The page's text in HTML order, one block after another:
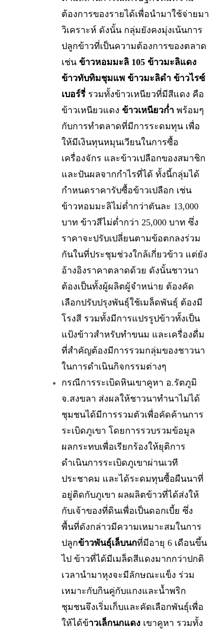
ต้องการของรายได้เพื่อนำมาใช้จ่ายมา
วิเคราะห์ ดังนั้น กลุ่มยังคงมุ่งเน้นการ
ปลูกข้าวที่เป็นความต้องการของตลาด
เช่น ข้าวหอมมะลิ 105 ข้าวมะลิแดง
ข้าวทับทิมชุมแพ ข้าวมะลิดำ ข้าวไรซ์
เบอร์รี่ รวมทั้งข้าวเหนียวที่มีสีแดง คือ
ข้าวเหนียวแดง ข้าวเหนียวก่ำ พร้อมๆ
กับการทำตลาดที่มีการระดมทุน เพื่อ
ให้มีเงินทุนหมุนเวียนในการซื้อ
เครื่องจักร และข้าวเปลือกของสมาชิก
และปันผลจากกำไรที่ได้ ทั้งนี้กลุ่มได้
กำหนดราคารับซื้อข้าวเปลือก เช่น
ข้าวหอมมะลิไม่ต่ำกว่าตันละ 13,000
บาท ข้าวสีไม่ต่ำกว่า 25,000 บาท ซึ่ง
ราคาจะปรับเปลี่ยนตามข้อตกลงร่วม
กันในที่ประชุมช่วงใกล้เกี่ยวข้าว แต่ยัง
อ้างอิงราคาตลาดด้วย ดังนั้นชาวนา
ต้องเป็นทั้งผู้ผลิตผู้จำหน่าย ต้องคัด
เลือกปรับปรุงพันธุ์ใช้เมล็ดพันธุ์ ต้องมี
โรงสี รวมทั้งมีการแปรรูปข้าวทั้งเป็น
แป้งข้าวสำหรับทำขนม และเครื่องดื่ม
ที่สำคัญต้องมีการรวมกลุ่มของชาวนา
ในการดำเนินกิจกรรมต่างๆ
กรณีการระเบิดหินเขาคูหา อ.รัตภูมิ
จ.สงขลา ส่งผลให้ชาวนาทำนาไม่ได้
ชุมชนได้มีการรวมตัวเพื่อคัดค้านการ
ระเบิดภูเขา โดยการรวบรวมข้อมูล
ผลกระทบเพื่อเรียกร้องให้ยุติการ
ดำเนินการระเบิดภูเขาผ่านเวที
ประชาคม และได้ระดมทุนซื้อผืนนาที่
อยู่ติดกับภูเขา ผลผลิตข้าวที่ได้ส่งให้
กับเจ้าของที่ดินเพื่อเป็นดอกเบี้ย ซึ่ง
พื้นที่ดังกล่าวมีความเหมาะสมในการ
ปลูกข้าวพันธุ์เล็บนกที่มีอายุ 6 เดือนขึ้น
ไป ข้าวที่ได้มีเมล็ดสีแดงมากกว่าปกติ
เวลานำมาหุงจะมีลักษณะแข็ง ร่วม
เหมาะกับกินคู่กับแกงและน้ำพริก
ชุมชนจึงเริ่มเก็บและคัดเลือกพันธุ์เพื่อ
ให้ได้ข้าวเล็กนกแดง เขาคูหา รวมทั้ง